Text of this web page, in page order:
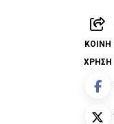
ΚΟΙΝΉ
ΧΡΉΣΗ